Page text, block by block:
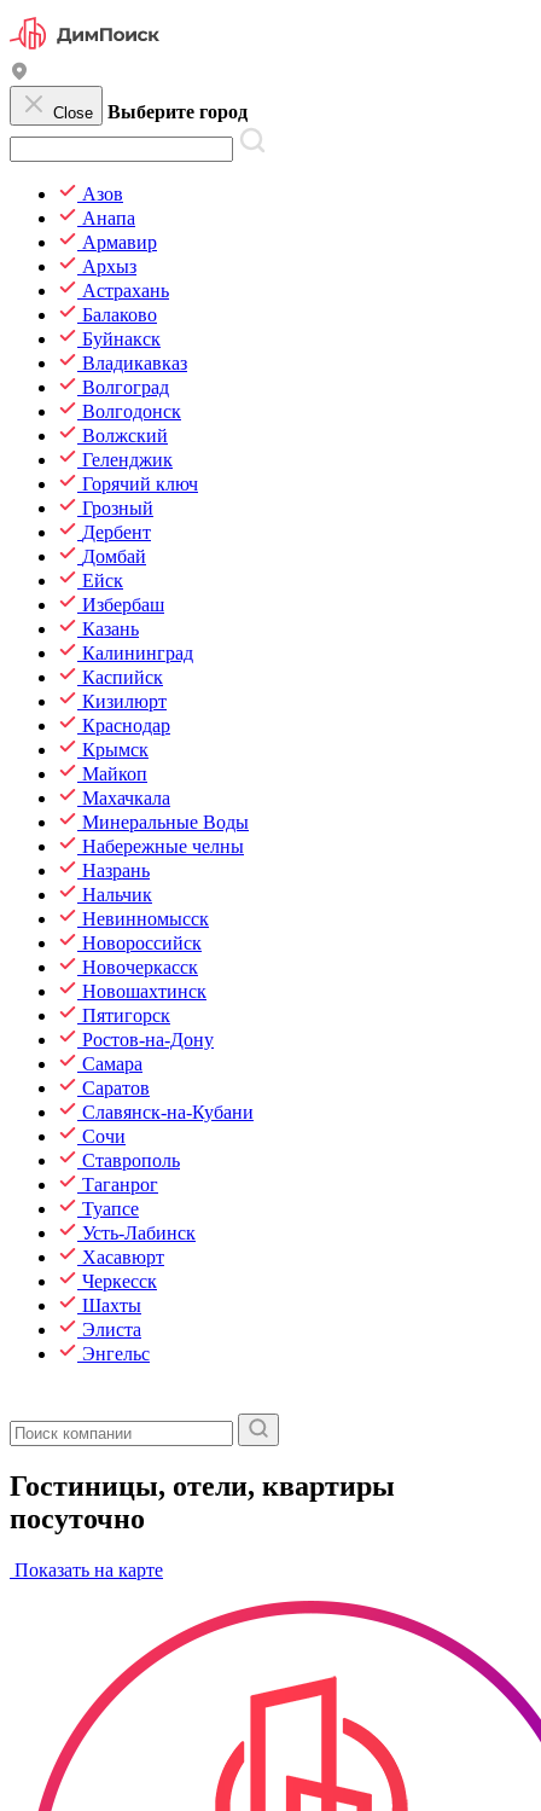
Close Выберите город
Азов
Анапа
Армавир
Архыз
Астрахань
Балаково
Буйнакск
Владикавказ
Волгоград
Волгодонск
Волжский
Геленджик
Горячий ключ
Грозный
Дербент
Домбай
Ейск
Избербаш
Казань
Калининград
Каспийск
Кизилюрт
Краснодар
Крымск
Майкоп
Махачкала
Минеральные Воды
Набережные челны
Назрань
Нальчик
Невинномысск
Новороссийск
Новочеркасск
Новошахтинск
Пятигорск
Ростов-на-Дону
Самара
Саратов
Славянск-на-Кубани
Сочи
Ставрополь
Таганрог
Туапсе
Усть-Лабинск
Хасавюрт
Черкесск
Шахты
Элиста
Энгельс
Гостиницы, отели, квартиры
посуточно
Показать на карте